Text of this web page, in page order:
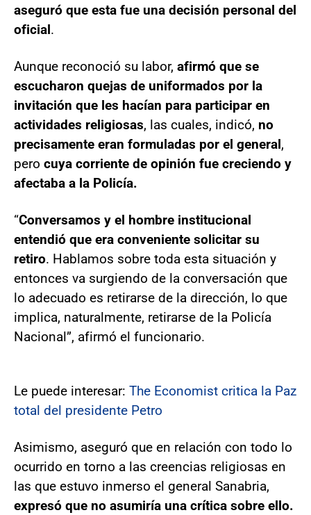
aseguró que esta fue una decisión personal del
oficial.
Aunque reconoció su labor, afirmó que se
escucharon quejas de uniformados por la
invitación que les hacían para participar en
actividades religiosas, las cuales, indicó, no
precisamente eran formuladas por el general,
pero cuya corriente de opinión fue creciendo y
afectaba a la Policía.
“Conversamos y el hombre institucional
entendió que era conveniente solicitar su
retiro. Hablamos sobre toda esta situación y
entonces va surgiendo de la conversación que
lo adecuado es retirarse de la dirección, lo que
implica, naturalmente, retirarse de la Policía
Nacional”, afirmó el funcionario.
Le puede interesar: The Economist critica la Paz
total del presidente Petro
Asimismo, aseguró que en relación con todo lo
ocurrido en torno a las creencias religiosas en
las que estuvo inmerso el general Sanabria,
expresó que no asumiría una crítica sobre ello.